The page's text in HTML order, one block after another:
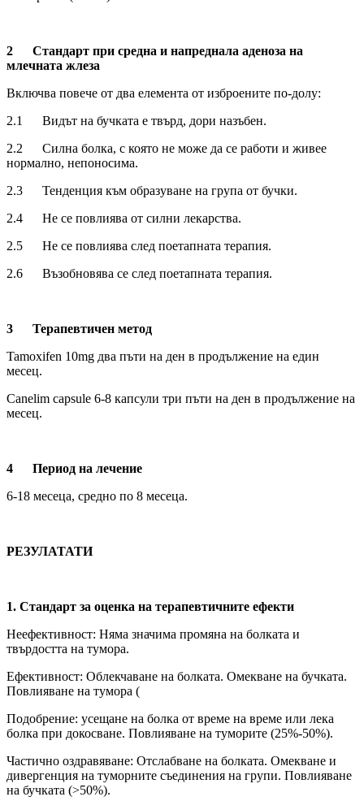
2 Стандарт при средна и напреднала аденоза на
млечната жлеза
Включва повече от два елемента от изброените по-долу:
2.1 Видът на бучката е твърд, дори назъбен.
2.2 Силна болка, с която не може да се работи и живее
нормално, непоносима.
2.3 Тенденция към образуване на група от бучки.
2.4 Не се повлиява от силни лекарства.
2.5 Не се повлиява след поетапната терапия.
2.6 Възобновява се след поетапната терапия.
3 Терапевтичен метод
Tamoxifen 10mg два пъти на ден в продължение на един
месец.
Canelim capsule 6-8 капсули три пъти на ден в продължение на
месец.
4 Период на лечение
6-18 месеца, средно по 8 месеца.
РЕЗУЛАТАТИ
1. Стандарт за оценка на терапевтичните ефекти
Неефективност: Няма значима промяна на болката и
твърдостта на тумора.
Ефективност: Облекчаване на болката. Омекване на бучката.
Повлияване на тумора (
Подобрение: усещане на болка от време на време или лека
болка при докосване. Повлияване на туморите (25%-50%).
Частично оздравяване: Отслабване на болката. Омекване и
дивергенция на туморните съединения на групи. Повлияване
на бучката (>50%).